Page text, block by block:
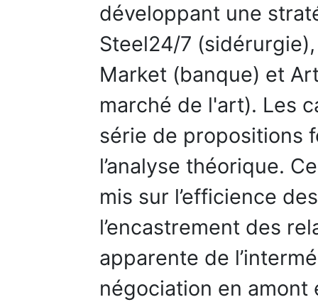
développant une
Steel24/7
Market (banque) et
marché de l'art). Les
série de propositions
l’analyse théorique.
mis sur l’efficience
l’encastrement des
apparente de
négociation en amont